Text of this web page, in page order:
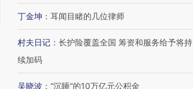
丁金坤 ： 耳闻目睹的几位律师
村夫日记 ： 长护险覆盖全国 筹资和服务给予将持
续加码
吴晓波 ： “沉睡”的10万亿元公积金